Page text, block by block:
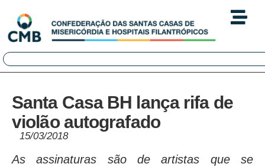
Santa Casa BH lança rifa de
violão autografado
15/03/2018
As assinaturas são de artistas que se